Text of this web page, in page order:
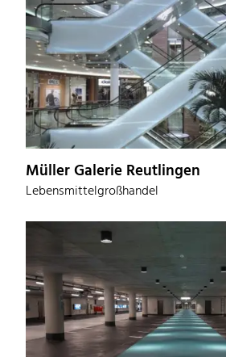
Müller Galerie Reutlingen
Lebensmittelgroßhandel